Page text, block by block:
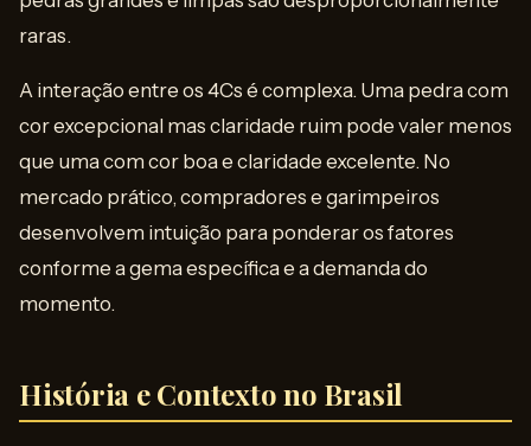
raras.
A interação entre os 4Cs é complexa. Uma pedra com
cor excepcional mas claridade ruim pode valer menos
que uma com cor boa e claridade excelente. No
mercado prático, compradores e garimpeiros
desenvolvem intuição para ponderar os fatores
conforme a gema específica e a demanda do
momento.
História e Contexto no Brasil